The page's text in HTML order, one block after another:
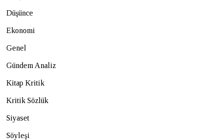
Düşünce
Ekonomi
Genel
Gündem Analiz
Kitap Kritik
Kritik Sözlük
Siyaset
Söyleşi